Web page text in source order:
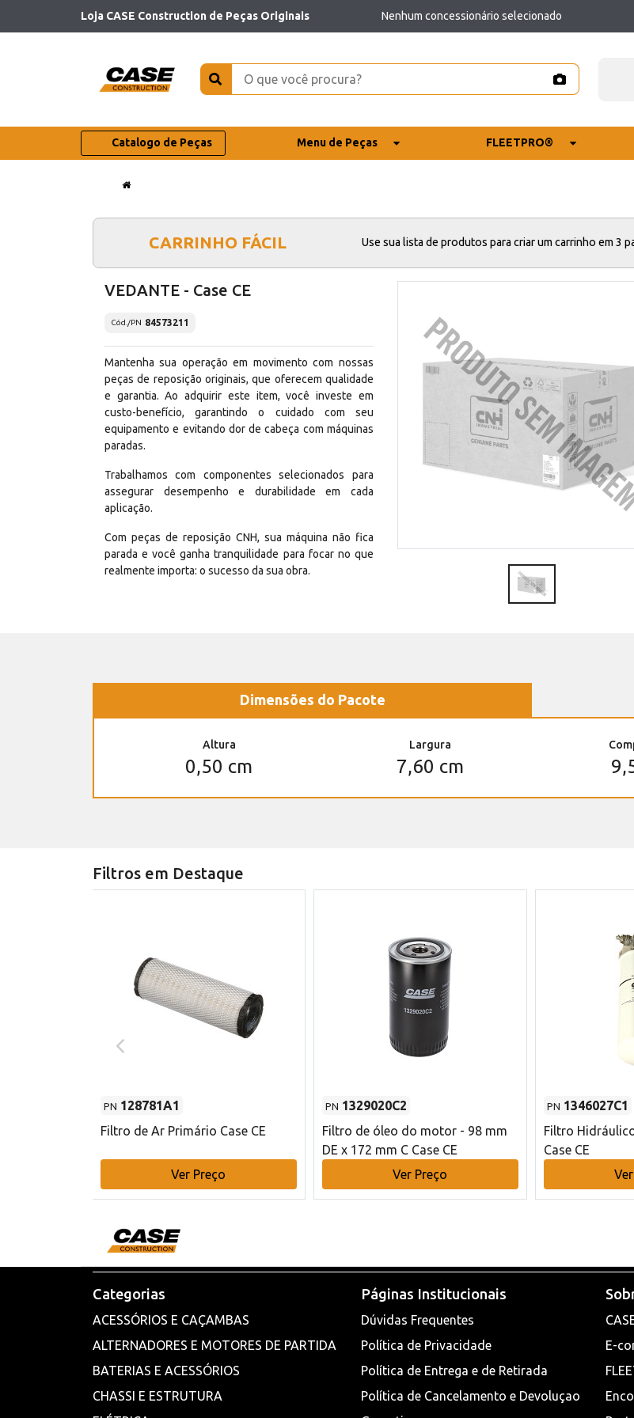
Loja CASE Construction de Peças Originais Nenhum concessionário selecionado
Catalogo de Peças Menu de Peças FLEETPRO®
CARRINHO FÁCIL Use sua lista de produtos para criar um carrinho em 3
VEDANTE - Case CE
Cód./PN 84573211
Mantenha sua operação em movimento com nossas
peças de reposição originais, que oferecem qualidade
e garantia. Ao adquirir este item, você investe em
custo-benefício, garantindo o cuidado com seu
equipamento e evitando dor de cabeça com máquinas
paradas.
Trabalhamos com componentes selecionados para
assegurar desempenho e durabilidade em cada
aplicação.
Com peças de reposição CNH, sua máquina não fica
parada e você ganha tranquilidade para focar no que
realmente importa: o sucesso da sua obra.
Dimensões do Pacote
Altura
0,50 cm
Largura
7,60 cm
Filtros em Destaque
PN 128781A1
Filtro de Ar Primário Case CE
Ver Preço
PN 1329020C2
Filtro de óleo do motor - 98 mm
DE x 172 mm C Case CE
Ver Preço
PN 1346027C1
Filtro
Case CE
Categorias
ACESSÓRIOS E CAÇAMBAS
ALTERNADORES E MOTORES DE PARTIDA
BATERIAS E ACESSÓRIOS
CHASSI E ESTRUTURA
Páginas Institucionais
Dúvidas Frequentes
Política de Privacidade
Política de Entrega e de Retirada
Política de Cancelamento e Devoluçao
E-